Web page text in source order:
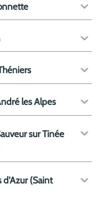
les Alpes
sur Tinée
d'Azur (Saint